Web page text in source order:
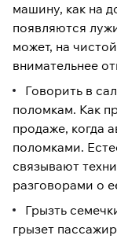
машину, как на
появляются
может, на
внимательнее
Говорить в
поломкам. Как
продаже, когда
поломками.
связывают
разговорами о
Грызть
грызет